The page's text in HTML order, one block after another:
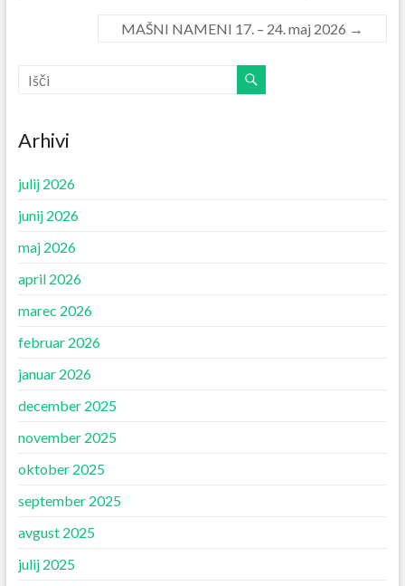
MAŠNI NAMENI 17. – 24. maj 2026 →
Arhivi
julij 2026
junij 2026
maj 2026
april 2026
marec 2026
februar 2026
januar 2026
december 2025
november 2025
oktober 2025
september 2025
avgust 2025
julij 2025